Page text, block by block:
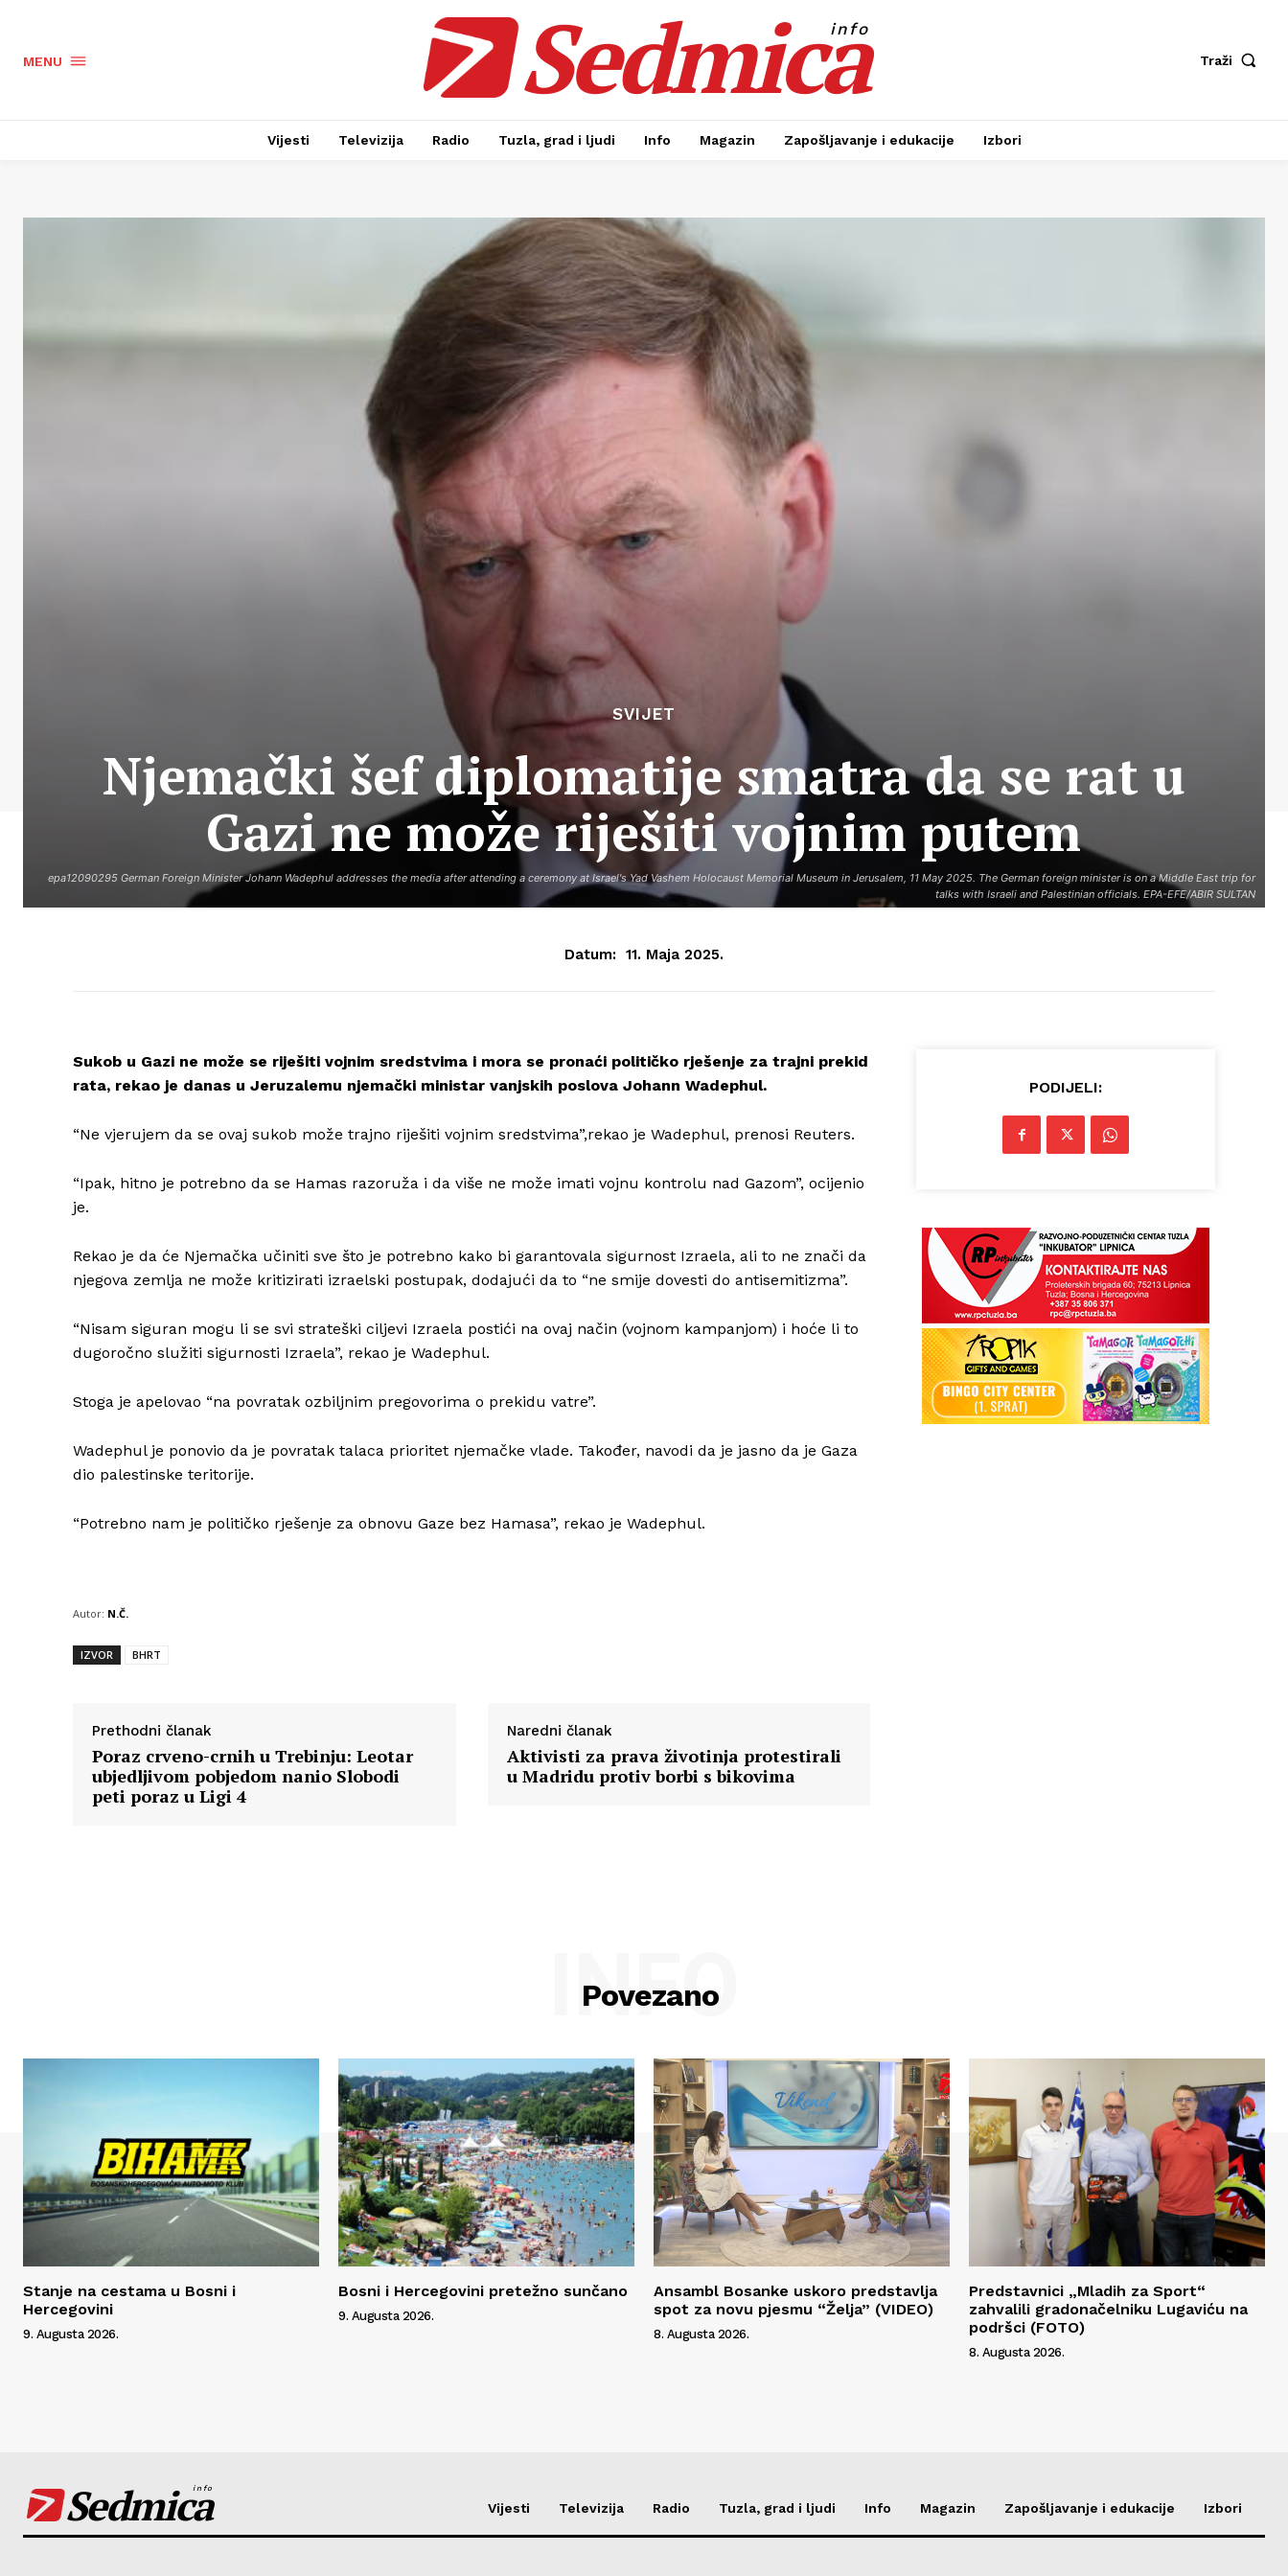
Impressum
MENU Sedmica
info
Traži
Vijesti Televizija Radio Tuzla, grad i ljudi Info Magazin Zapošljavanje i edukacije Izbori
epa12090295 German Foreign Minister Johann Wadephul addresses the media after attending a ceremony at Israel's Yad Vashem Holocaust Memorial Museum in Jerusalem, 11 May 2025. The German foreign minister is on a Middle East trip for
talks with Israeli and Palestinian officials. EPA-EFE/ABIR SULTAN
SVIJET
Njemački šef diplomatije smatra da se rat u
Gazi ne može riješiti vojnim putem
Datum: 11. Maja 2025.
Sukob u Gazi ne može se riješiti vojnim sredstvima i mora se pronaći političko rješenje za trajni prekid
rata, rekao je danas u Jeruzalemu njemački ministar vanjskih poslova Johann Wadephul.
“Ne vjerujem da se ovaj sukob može trajno riješiti vojnim sredstvima”,rekao je Wadephul, prenosi Reuters.
“Ipak, hitno je potrebno da se Hamas razoruža i da više ne može imati vojnu kontrolu nad Gazom”, ocijenio
je.
Rekao je da će Njemačka učiniti sve što je potrebno kako bi garantovala sigurnost Izraela, ali to ne znači da
njegova zemlja ne može kritizirati izraelski postupak, dodajući da to “ne smije dovesti do antisemitizma”.
“Nisam siguran mogu li se svi strateški ciljevi Izraela postići na ovaj način (vojnom kampanjom) i hoće li to
dugoročno služiti sigurnosti Izraela”, rekao je Wadephul.
Stoga je apelovao “na povratak ozbiljnim pregovorima o prekidu vatre”.
Wadephul je ponovio da je povratak talaca prioritet njemačke vlade. Također, navodi da je jasno da je Gaza
dio palestinske teritorije.
“Potrebno nam je političko rješenje za obnovu Gaze bez Hamasa”, rekao je Wadephul.
Autor: N.Č.
IZVOR BHRT
Prethodni članak
Poraz crveno-crnih u Trebinju: Leotar
ubjedljivom pobjedom nanio Slobodi
peti poraz u Ligi 4
Naredni članak
Aktivisti za prava životinja protestirali
u Madridu protiv borbi s bikovima
PODIJELI:
Povezano
INFO
Stanje na cestama u Bosni i
Hercegovini
9. Augusta 2026.
Bosni i Hercegovini pretežno sunčano
9. Augusta 2026.
Ansambl Bosanke uskoro predstavlja
spot za novu pjesmu “Želja” (VIDEO)
8. Augusta 2026.
Predstavnici „Mladih za Sport“
zahvalili gradonačelniku Lugaviću na
podršci (FOTO)
8. Augusta 2026.
Sedmica
info
Vijesti Televizija Radio Tuzla, grad i ljudi Info Magazin Zapošljavanje i edukacije Izbori